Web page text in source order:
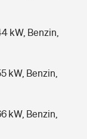
kW, Benzin,
kW, Benzin,
kW, Benzin,